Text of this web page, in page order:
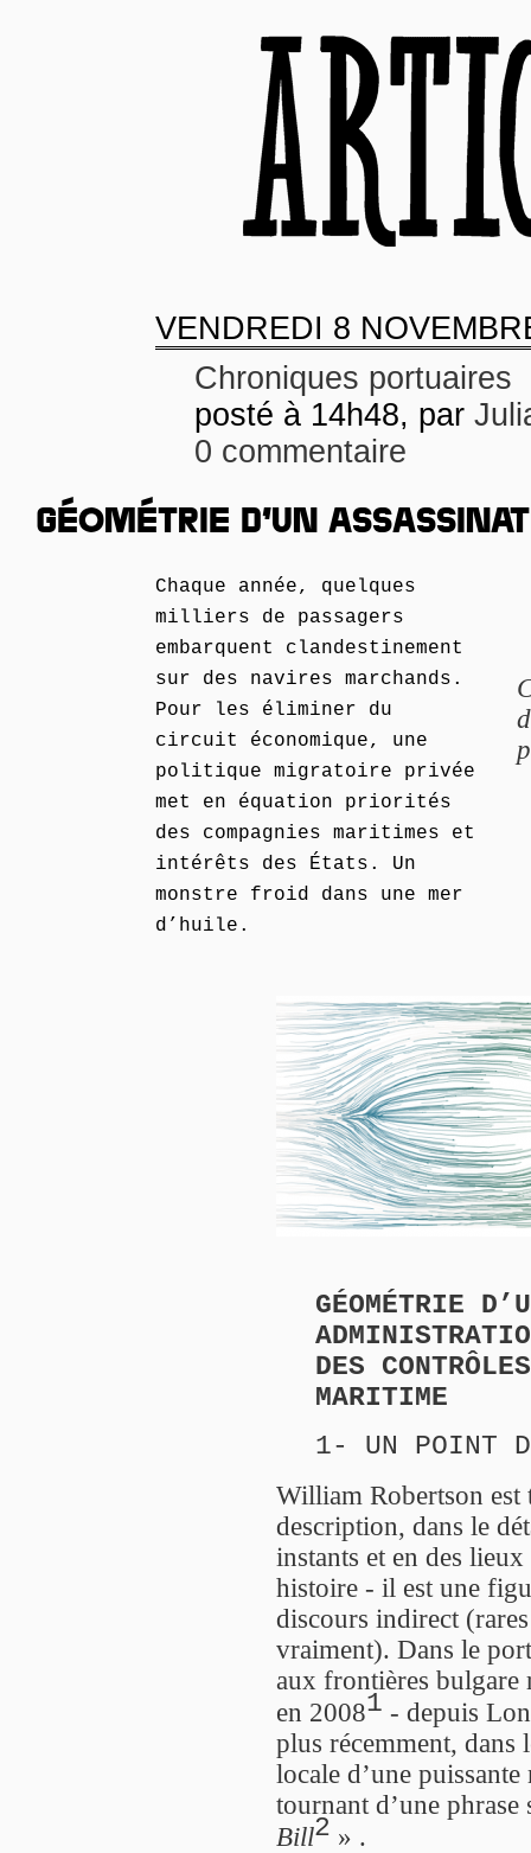
VENDREDI 8
Chroniques portuaires
posté à 14h48, par
0 commentaire
GÉOMÉTRIE D’UN ASSASSINAT
Chaque année, quelques
milliers de passagers
embarquent clandestinement
sur des navires marchands.
Pour les éliminer du
circuit économique, une
politique migratoire privée
met en équation priorités
des compagnies maritimes et
intérêts des États. Un
monstre froid dans une mer
d’huile.
GÉOMÉTRIE
DES
MARITIME
1- UN POINT
William Robertson est
description, dans le
instants et en des
histoire - il est une
discours indirect
vraiment). Dans le
aux frontières bulgare
en 20081 - depuis
plus récemment, dans
locale d’une
tournant d’une
Bill2 » .